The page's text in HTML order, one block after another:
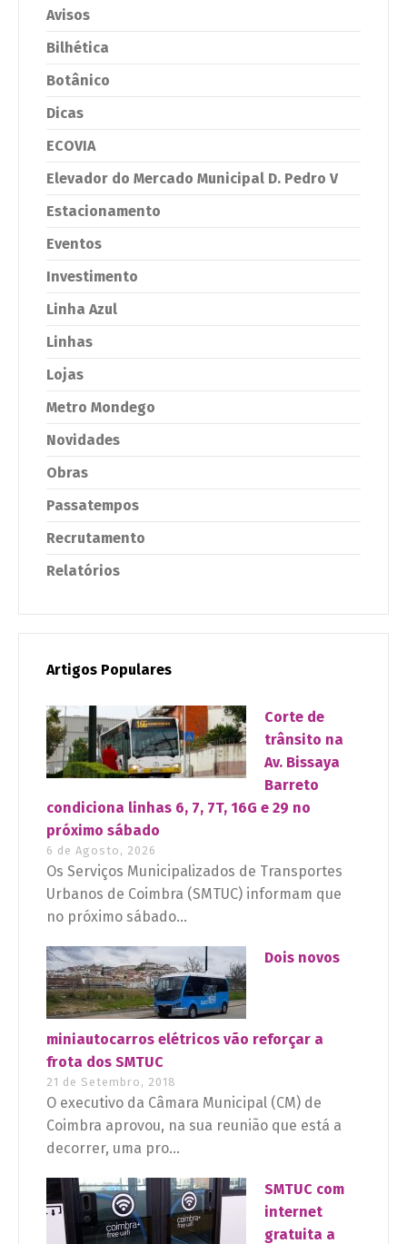
Avisos
Bilhética
Botânico
Dicas
ECOVIA
Elevador do Mercado Municipal D. Pedro V
Estacionamento
Eventos
Investimento
Linha Azul
Linhas
Lojas
Metro Mondego
Novidades
Obras
Passatempos
Recrutamento
Relatórios
Artigos Populares
Corte de
trânsito na
Av. Bissaya
Barreto
condiciona linhas 6, 7, 7T, 16G e 29 no
próximo sábado
6 de Agosto, 2026
Os Serviços Municipalizados de Transportes
Urbanos de Coimbra (SMTUC) informam que
no próximo sábado...
Dois novos
miniautocarros elétricos vão reforçar a
frota dos SMTUC
21 de Setembro, 2018
O executivo da Câmara Municipal (CM) de
Coimbra aprovou, na sua reunião que está a
decorrer, uma pro...
SMTUC com
internet
gratuita a